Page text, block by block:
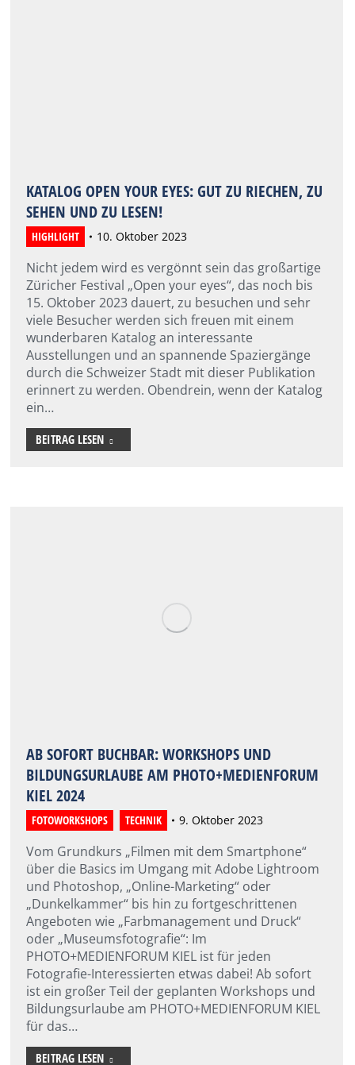
KATALOG OPEN YOUR EYES: GUT ZU RIECHEN, ZU
SEHEN UND ZU LESEN!
HIGHLIGHT 10. Oktober 2023
Nicht jedem wird es vergönnt sein das großartige
Züricher Festival „Open your eyes“, das noch bis
15. Oktober 2023 dauert, zu besuchen und sehr
viele Besucher werden sich freuen mit einem
wunderbaren Katalog an interessante
Ausstellungen und an spannende Spaziergänge
durch die Schweizer Stadt mit dieser Publikation
erinnert zu werden. Obendrein, wenn der Katalog
ein…
BEITRAG LESEN
AB SOFORT BUCHBAR: WORKSHOPS UND
BILDUNGSURLAUBE AM PHOTO+MEDIENFORUM
KIEL 2024
FOTOWORKSHOPS TECHNIK 9. Oktober 2023
Vom Grundkurs „Filmen mit dem Smartphone“
über die Basics im Umgang mit Adobe Lightroom
und Photoshop, „Online-Marketing“ oder
„Dunkelkammer“ bis hin zu fortgeschrittenen
Angeboten wie „Farbmanagement und Druck“
oder „Museumsfotografie“: Im
PHOTO+MEDIENFORUM KIEL ist für jeden
Fotografie-Interessierten etwas dabei! Ab sofort
ist ein großer Teil der geplanten Workshops und
Bildungsurlaube am PHOTO+MEDIENFORUM KIEL
für das…
BEITRAG LESEN